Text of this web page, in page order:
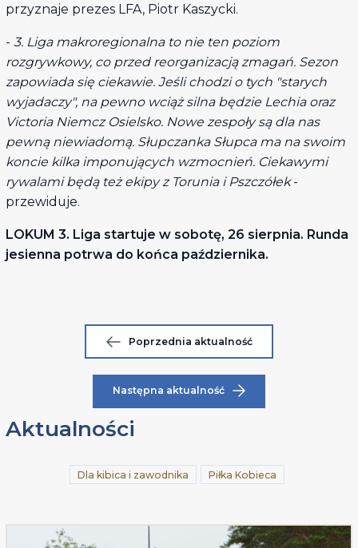
przyznaje prezes LFA, Piotr Kaszycki.
- 3. Liga makroregionalna to nie ten poziom
rozgrywkowy, co przed reorganizacją zmagań. Sezon
zapowiada się ciekawie. Jeśli chodzi o tych "starych
wyjadaczy", na pewno wciąż silna będzie Lechia oraz
Victoria Niemcz Osielsko. Nowe zespoły są dla nas
pewną niewiadomą. Słupczanka Słupca ma na swoim
koncie kilka imponujących wzmocnień. Ciekawymi
rywalami będą też ekipy z Torunia i Pszczółek-
przewiduje.
LOKUM 3. Liga startuje w sobotę, 26 sierpnia. Runda
jesienna potrwa do końca października.
Poprzednia aktualność
Następna aktualność
Aktualności
Dla kibica i zawodnika Piłka Kobieca